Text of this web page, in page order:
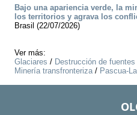
Bajo una apariencia verde, la
los territorios y agrava los
Brasil (22/07/2026)
Ver más:
Glaciares / Destrucción de
Minería transfronteriza/ Pascua-